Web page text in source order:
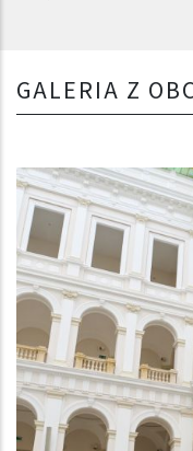
GALERIA Z